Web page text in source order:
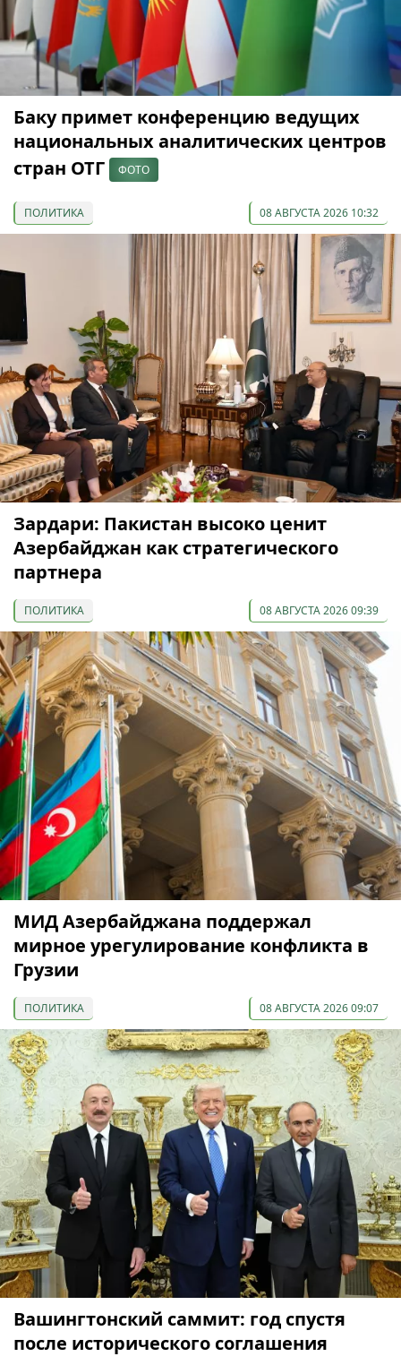
Баку примет конференцию ведущих
национальных аналитических центров
стран ОТГ
ФОТО
ПОЛИТИКА 08 АВГУСТА 2026 10:32
Зардари: Пакистан высоко ценит
Азербайджан как стратегического
партнера
ПОЛИТИКА 08 АВГУСТА 2026 09:39
МИД Азербайджана поддержал
мирное урегулирование конфликта в
Грузии
ПОЛИТИКА 08 АВГУСТА 2026 09:07
Вашингтонский саммит: год спустя
после исторического соглашения